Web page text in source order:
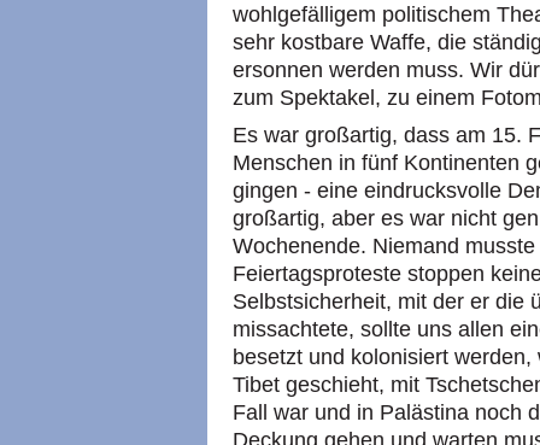
wohlgefälligem politischem
sehr kostbare Waffe, die
ersonnen werden muss. Wir
zum Spektakel, zu einem
Es war großartig, dass am 15.
Menschen in fünf Kontinenten
gingen - eine eindrucksvolle
großartig, aber es war nicht
Wochenende. Niemand
Feiertagsproteste stoppen
Selbstsicherheit, mit der er die
missachtete, sollte uns allen
besetzt und kolonisiert
Tibet geschieht, mit
Fall war und in Palästina noch
Deckung gehen und warten